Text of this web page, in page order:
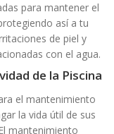
para mantener el
así a tu
de piel y
con el agua.
de la Piscina
el mantenimiento
la vida útil de sus
mantenimiento